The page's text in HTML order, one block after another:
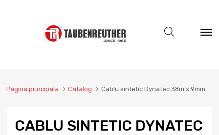
Pagina principala Catalog Cablu sintetic Dynatec 38m x 9mm
CABLU SINTETIC DYNATEC